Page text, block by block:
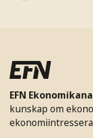
EFN
kunskap om